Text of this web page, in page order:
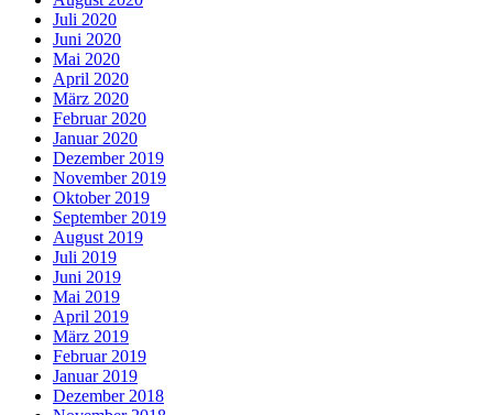
Juli 2020
Juni 2020
Mai 2020
April 2020
März 2020
Februar 2020
Januar 2020
Dezember 2019
November 2019
Oktober 2019
September 2019
August 2019
Juli 2019
Juni 2019
Mai 2019
April 2019
März 2019
Februar 2019
Januar 2019
Dezember 2018